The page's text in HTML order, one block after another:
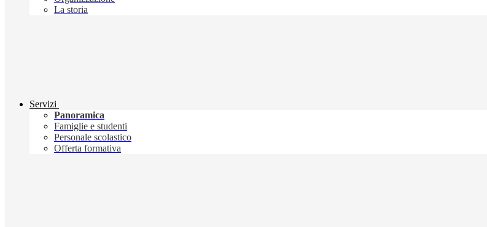
La storia
Servizi
Panoramica
Famiglie e studenti
Personale scolastico
Offerta formativa